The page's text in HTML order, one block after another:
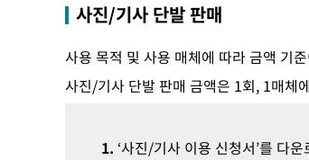
사진/기사 단발 판매
사용 목적 및 사용 매체에 따라 금액 기
사진/기사 단발 판매 금액은 1회, 1매체
1. ‘사진/기사 이용 신청서’를 다